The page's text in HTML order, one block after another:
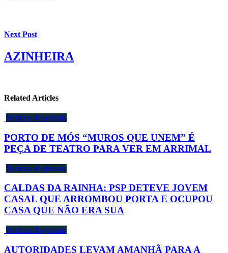
Next Post
AZINHEIRA
Related Articles
Notícias Regionais
PORTO DE MÓS “MUROS QUE UNEM” É
PEÇA DE TEATRO PARA VER EM ARRIMAL
Notícias Regionais
CALDAS DA RAINHA: PSP DETEVE JOVEM
CASAL QUE ARROMBOU PORTA E OCUPOU
CASA QUE NÃO ERA SUA
Notícias Regionais
AUTORIDADES LEVAM AMANHÃ PARA A